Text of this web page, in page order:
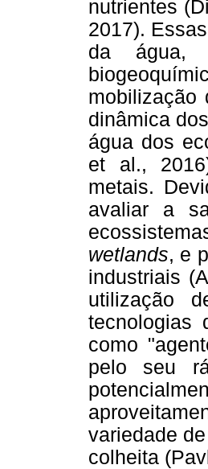
nutrientes
2017).
da água,
mobilização
dinâmica
água dos
et al.,
metais.
avaliar a
wetlands, e
industriais
utilização
tecnologias
como
pelo seu
variedade
colheita